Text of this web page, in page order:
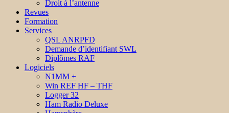
Droit à l’antenne
Revues
Formation
Services
QSL ANRPFD
Demande d’identifiant SWL
Diplômes RAF
Logiciels
N1MM +
Win REF HF – THF
Logger 32
Ham Radio Deluxe